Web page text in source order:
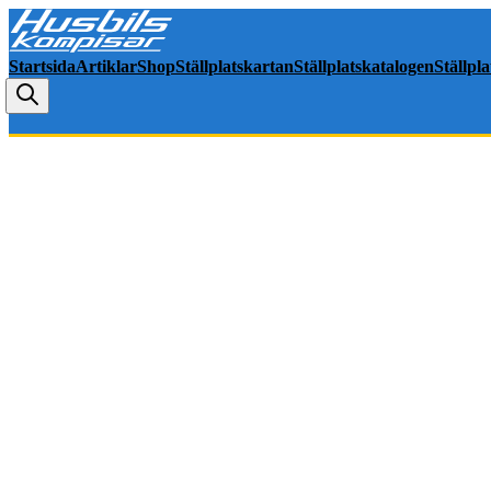
StartsidaArtiklarShopStällplatskartanStällplatskatalogen